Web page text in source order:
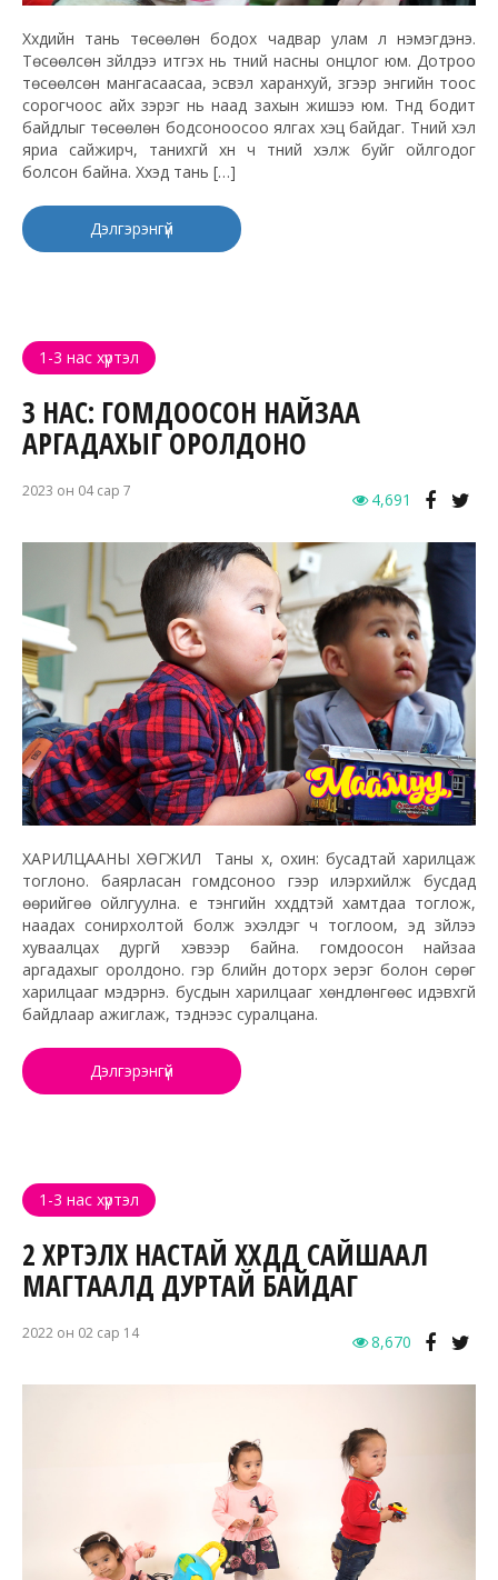
Хүүхдийн тань төсөөлөн бодох чадвар улам л нэмэгдэнэ.
Төсөөлсөн зүйлдээ итгэх нь түүний насны онцлог юм. Дотроо
төсөөлсөн мангасаасаа, эсвэл харанхуй, зүгээр энгийн тоос
сорогчоос айх зэрэг нь наад захын жишээ юм. Түүнд бодит
байдлыг төсөөлөн бодсоноосоо ялгах хэцүү байдаг. Түүний хэл
яриа сайжирч, танихгүй хүн ч түүний хэлж буйг ойлгодог
болсон байна. Хүүхэд тань […]
Дэлгэрэнгүй
1-3 нас хүртэл
3 НАС: ГОМДООСОН НАЙЗАА
АРГАДАХЫГ ОРОЛДОНО
2023 он 04 сар 7 4,691
ХАРИЛЦААНЫ ХӨГЖИЛ Таны хүү, охин: бусадтай харилцаж
тоглоно. баярласан гомдсоноо үгээр илэрхийлж бусдад
өөрийгөө ойлгуулна. үе тэнгийн хүүхдүүдтэй хамтдаа тоглож,
наадах сонирхолтой болж эхэлдэг ч тоглоом, эд зүйлээ
хуваалцах дургүй хэвээр байна. гомдоосон найзаа
аргадахыг оролдоно. гэр бүлийн доторх эерэг болон сөрөг
харилцааг мэдэрнэ. бусдын харилцааг хөндлөнгөөс идэвхгүй
байдлаар ажиглаж, тэднээс суралцана.
Дэлгэрэнгүй
1-3 нас хүртэл
2 ХҮРТЭЛХ НАСТАЙ ХҮҮХДҮҮД САЙШААЛ
МАГТААЛД ДУРТАЙ БАЙДАГ
2022 он 02 сар 14 8,670